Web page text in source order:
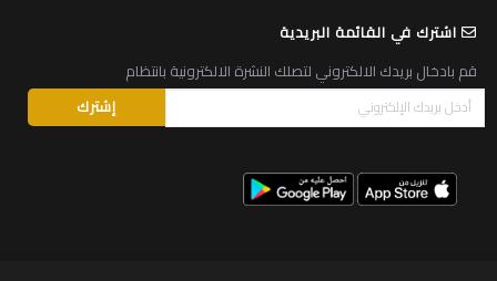
اشترك في القائمة البريدية
قم بادخال بريدك الالكتروني لتصلك النشرة الالكترونية بانتظام